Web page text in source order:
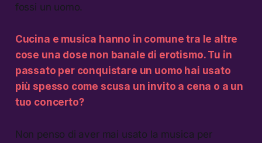
fossi un uomo.
Cucina e musica hanno in comune tra le altre
cose una dose non banale di erotismo. Tu in
passato per conquistare un uomo hai usato
più spesso come scusa un invito a cena o a un
tuo concerto?
Non penso di aver mai usato la musica per